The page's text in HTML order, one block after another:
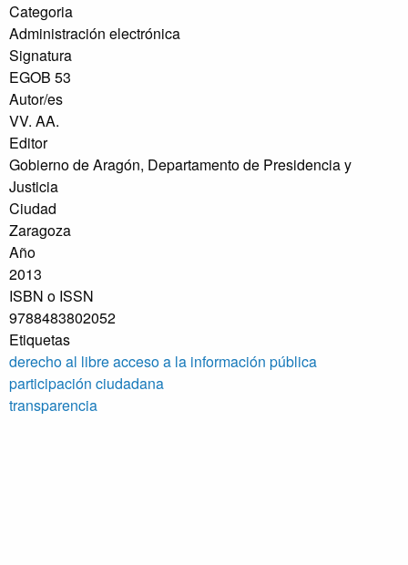
Categoria
Administración electrónica
Signatura
EGOB 53
Autor/es
VV. AA.
Editor
Gobierno de Aragón, Departamento de Presidencia y
Justicia
Ciudad
Zaragoza
Año
2013
ISBN o ISSN
9788483802052
Etiquetas
derecho al libre acceso a la información pública
participación ciudadana
transparencia